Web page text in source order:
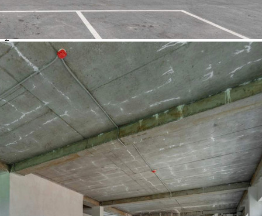
Расположено
Отдельно стоящее здание
Этаж
2
Предлагается
Продажа
Желаемый / подходящий вид деятельности
Не указано
Назначение
Не указано
Размер площади (м2)
197.3
Цена за помещение
57 384 000 руб.
О помещении